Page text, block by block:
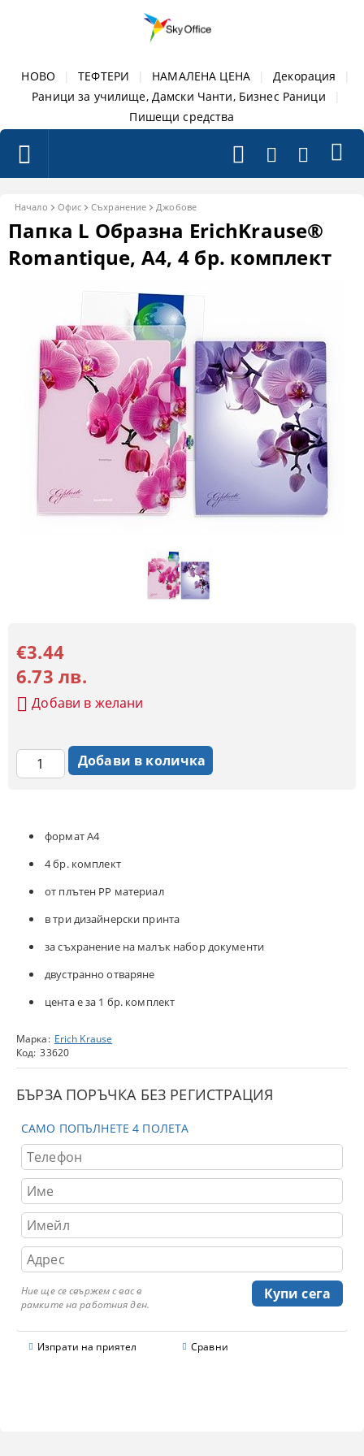
НОВО ТЕФТЕРИ НАМАЛЕНА ЦЕНА Декорация
Раници за училище, Дамски Чанти, Бизнес Раници
Пишещи средства
Начало Офис Съхранение Джобове
Папка L Образна ErichKrause®
Romantique, А4, 4 бр. комплект
формат А4
4 бр. комплект
от плътен PP материал
в три дизайнерски принта
за съхранение на малък набор документи
двустранно отваряне
цента е за 1 бр. комплект
Марка: Erich Krause
Код: 33620
БЪРЗА ПОРЪЧКА БЕЗ РЕГИСТРАЦИЯ
САМО ПОПЪЛНЕТЕ 4 ПОЛЕТА
Ние ще се свържем с вас в
рамките на работния ден.
Изпрати на приятел Сравни
€3.44
6.73 лв.
Добави в желани